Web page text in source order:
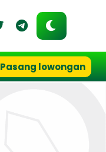
Pasang lowongan